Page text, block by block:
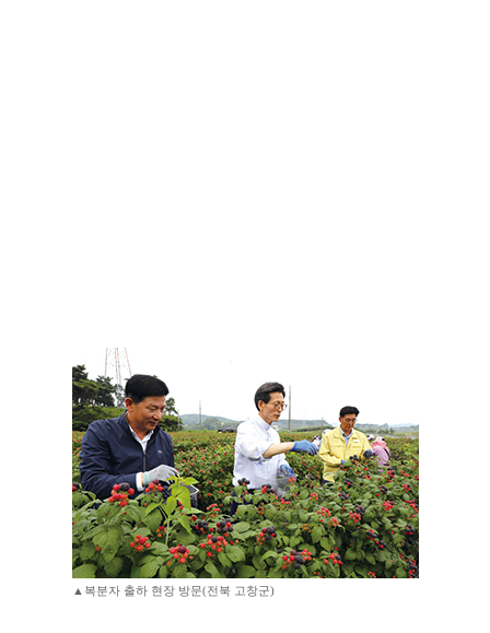
▲복분자 출하 현장 방문(전북 고창군)